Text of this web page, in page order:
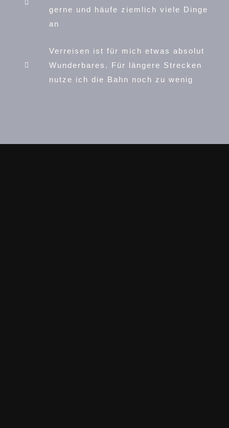
gerne und häufe ziemlich viele Dinge
an
Verreisen ist für mich etwas absolut
Wunderbares. Für längere Strecken
nutze ich die Bahn noch zu wenig